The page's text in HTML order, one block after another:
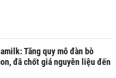
Tăng quy mô đàn bò
đã chốt giá nguyên liệu đến